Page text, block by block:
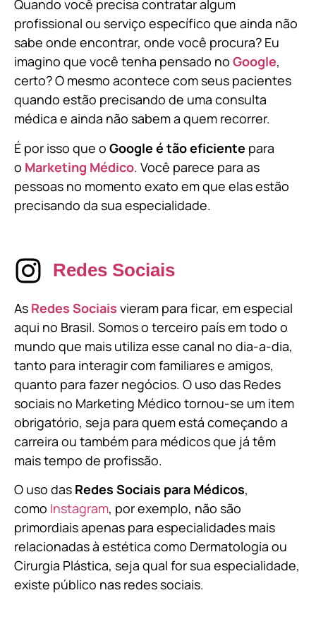
Quando você precisa contratar algum
profissional ou serviço específico que ainda não
sabe onde encontrar, onde você procura? Eu
imagino que você tenha pensado no Google,
certo? O mesmo acontece com seus pacientes
quando estão precisando de uma consulta
médica e ainda não sabem a quem recorrer.
É por isso que o Google é tão eficiente para
o Marketing Médico. Você parece para as
pessoas no momento exato em que elas estão
precisando da sua especialidade.
Redes Sociais
As Redes Sociais vieram para ficar, em especial
aqui no Brasil. Somos o terceiro país em todo o
mundo que mais utiliza esse canal no dia-a-dia,
tanto para interagir com familiares e amigos,
quanto para fazer negócios. O uso das Redes
sociais no Marketing Médico tornou-se um item
obrigatório, seja para quem está começando a
carreira ou também para médicos que já têm
mais tempo de profissão.
O uso das Redes Sociais para Médicos,
como Instagram, por exemplo, não são
primordiais apenas para especialidades mais
relacionadas à estética como Dermatologia ou
Cirurgia Plástica, seja qual for sua especialidade,
existe público nas redes sociais.